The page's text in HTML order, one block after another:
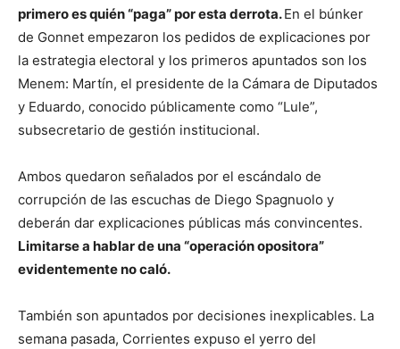
primero es quién “paga” por esta derrota.En el búnker
de Gonnet empezaron los pedidos de explicaciones por
la estrategia electoral y los primeros apuntados son los
Menem: Martín, el presidente de la Cámara de Diputados
y Eduardo, conocido públicamente como “Lule”,
subsecretario de gestión institucional.
Ambos quedaron señalados por el escándalo de
corrupción de las escuchas de Diego Spagnuolo y
deberán dar explicaciones públicas más convincentes.
Limitarse a hablar de una “operación opositora”
evidentemente no caló.
También son apuntados por decisiones inexplicables. La
semana pasada, Corrientes expuso el yerro del